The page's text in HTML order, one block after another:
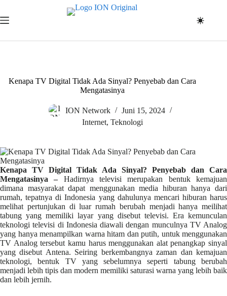
content
Kenapa TV Digital Tidak Ada Sinyal? Penyebab dan Cara
Mengatasinya
ION Network
Juni 15, 2024
Internet, Teknologi
Kenapa TV Digital Tidak Ada Sinyal? Penyebab dan Cara
Mengatasinya –Hadirnya televisi merupakan bentuk kemajuan
dimana masyarakat dapat menggunakan media hiburan hanya dari
rumah, tepatnya di Indonesia yang dahulunya mencari hiburan harus
melihat pertunjukan di luar rumah berubah menjadi hanya meilihat
tabung yang memiliki layar yang disebut televisi. Era kemunculan
teknologi televisi di Indonesia diawali dengan munculnya TV Analog
yang hanya menampilkan warna hitam dan putih, untuk menggunakan
TV Analog tersebut kamu harus menggunakan alat penangkap sinyal
yang disebut Antena. Seiring berkembangnya zaman dan kemajuan
teknologi, bentuk TV yang sebelumnya seperti tabung berubah
menjadi lebih tipis dan modern memiliki saturasi warna yang lebih baik
dan lebih jernih.